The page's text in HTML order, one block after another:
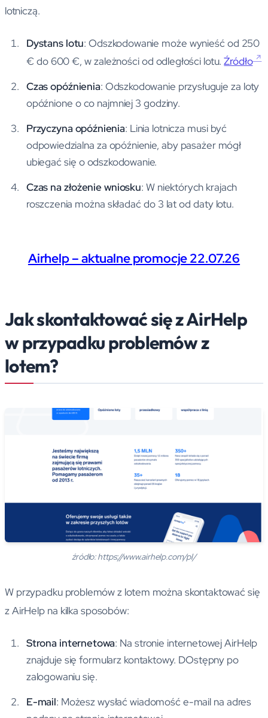
lotniczą.
Dystans lotu: Odszkodowanie może wynieść od 250
€ do 600 €, w zależności od odległości lotu.Źródło
Czas opóźnienia: Odszkodowanie przysługuje za loty
opóźnione o co najmniej 3 godziny.
Przyczyna opóźnienia: Linia lotnicza musi być
odpowiedzialna za opóźnienie, aby pasażer mógł
ubiegać się o odszkodowanie.
Czas na złożenie wniosku: W niektórych krajach
roszczenia można składać do 3 lat od daty lotu.
Airhelp – aktualne promocje 22.07.26
Jak skontaktować się z AirHelp
w przypadku problemów z
lotem?
źródło: https://www.airhelp.com/pl/
W przypadku problemów z lotem można skontaktować się
z AirHelp na kilka sposobów:
Strona internetowa: Na stronie internetowej AirHelp
znajduje się formularz kontaktowy. DOstępny po
zalogowaniu się.
E-mail: Możesz wysłać wiadomość e-mail na adres